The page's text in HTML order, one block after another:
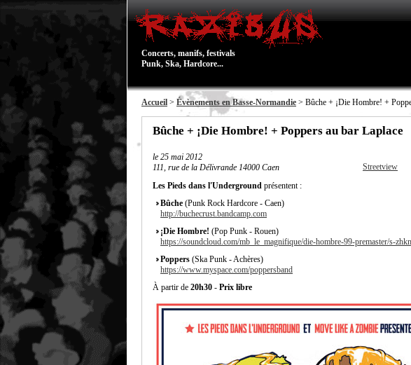
Concerts, manifs, festivals
Punk, Ska, Hardcore...
Accueil > Évènements en Basse-Normandie > Bûche + ¡Die Hombre! +
Bûche + ¡Die Hombre! + Poppers au bar Laplace
le 25 mai 2012
111, rue de la Délivrande 14000 Caen
Streetview
Les Pieds dans l'Underground présentent :
Bûche (Punk Rock Hardcore - Caen)
http://buchecrust.bandcamp.com
¡Die Hombre! (Pop Punk - Rouen)
https://soundcloud.com/mb_le_magnifique/die-hombre-99-premaster/s-
Poppers (Ska Punk - Achères)
https://www.myspace.com/poppersband
À partir de 20h30 - Prix libre